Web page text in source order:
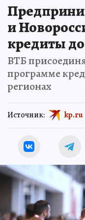
и
кредиты
ВТБ
программе
регионах
Источник: kp.ru